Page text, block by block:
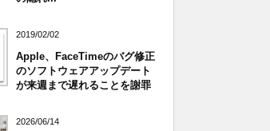
2019/02/02
Apple、FaceTimeのバグ修正
のソフトウェアアップデート
が来週まで遅れることを謝罪
2026/06/14